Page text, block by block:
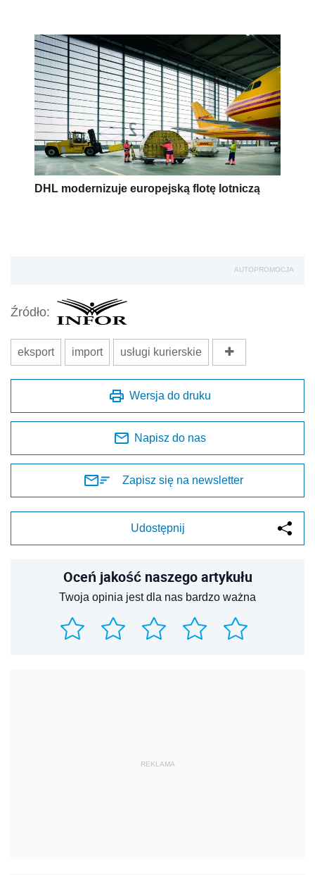
DHL modernizuje europejską flotę lotniczą
AUTOPROMOCJA
Źródło:
eksport import usługi kurierskie
Wersja do druku
Napisz do nas
Zapisz się na newsletter
Udostępnij
Oceń jakość naszego artykułu
Twoja opinia jest dla nas bardzo ważna
REKLAMA